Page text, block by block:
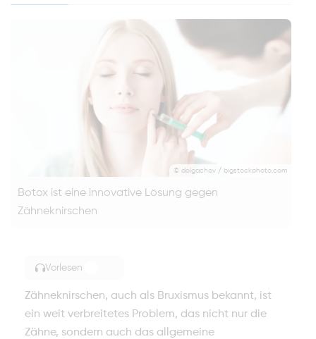
© dolgachov / bigstockphoto.com
Botox ist eine innovative Lösung gegen
Zähneknirschen
Vorlesen
Zähneknirschen, auch als Bruxismus bekannt, ist
ein weit verbreitetes Problem, das nicht nur die
Zähne, sondern auch das allgemeine